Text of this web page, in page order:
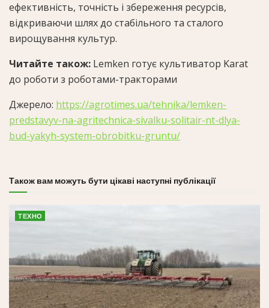
ефективність, точність і збереження ресурсів,
відкриваючи шлях до стабільного та сталого
вирощування культур.
Читайте також: Lemken готує культиватор Karat
до роботи з роботами-тракторами
Джерело: https://agrotimes.ua/tehnika/lemken-
predstavyv-na-agritechnica-sivalku-solitair-nt-dlya-
bud-yakyh-system-obrobitku-gruntu/
Також вам можуть бути цікаві наступні публікації
ТЕХНО